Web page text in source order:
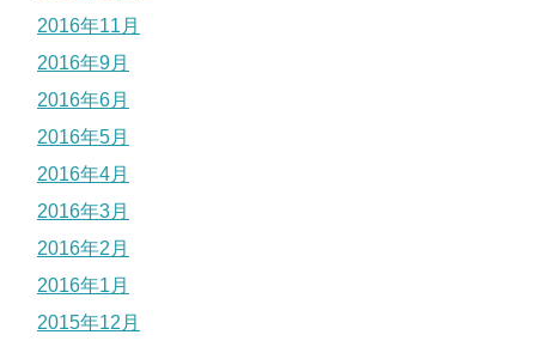
2016年11月
2016年9月
2016年6月
2016年5月
2016年4月
2016年3月
2016年2月
2016年1月
2015年12月